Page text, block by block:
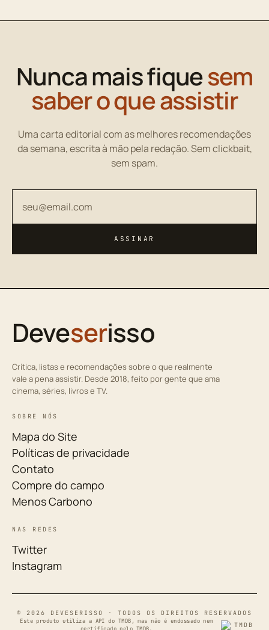
Nunca mais fiquesem
saber o que assistir
Uma carta editorial com as melhores recomendações
da semana, escrita à mão pela redação. Sem clickbait,
sem spam.
ASSINAR
Deveserisso
Crítica, listas e recomendações sobre o que realmente
vale a pena assistir. Desde 2018, feito por gente que ama
cinema, séries, livros e TV.
SOBRE NÓS
Mapa do Site
Políticas de privacidade
Contato
Compre do campo
Menos Carbono
NAS REDES
Twitter
Instagram
© 2026 DEVESERISSO · TODOS OS DIREITOS RESERVADOS
Este produto utiliza a API do TMDB, mas não é endossado nem